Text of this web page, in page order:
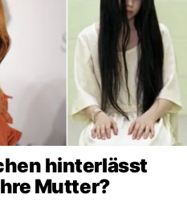
hinterlässt
Mutter?